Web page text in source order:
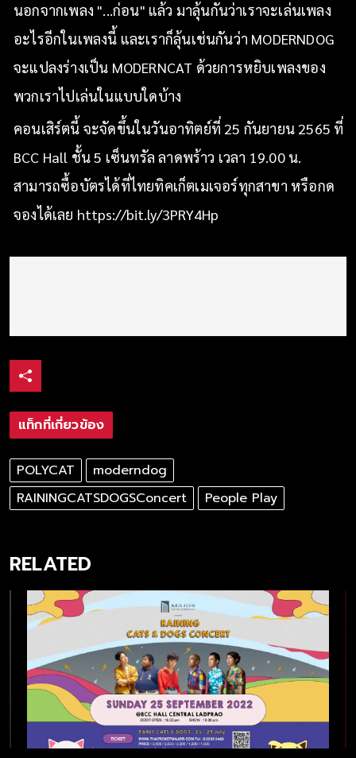
นอกจากเพลง "...ก่อน" แล้ว มาลุ้นกันว่าเราจะเล่นเพลง
อะไรอีกในเพลงนี้ และเราก็ลุ้นเช่นกันว่า MODERNDOG
จะแปลงร่างเป็น MODERNCAT ด้วยการหยิบเพลงของ
พวกเราไปเล่นในแบบใดบ้าง
คอนเสิร์ตนี้ จะจัดขึ้นในวันอาทิตย์ที่ 25 กันยายน 2565 ที่
BCC Hall ชั้น 5 เซ็นทรัล ลาดพร้าว เวลา 19.00 น.
สามารถซื้อบัตรได้ที่ไทยทิคเก็ตเมเจอร์ทุกสาขา หรือกด
จองได้เลย https://bit.ly/3PRY4Hp
แท็กที่เกี่ยวข้อง
POLYCAT
moderndog
RAININGCATSDOGSConcert
People Play
RELATED